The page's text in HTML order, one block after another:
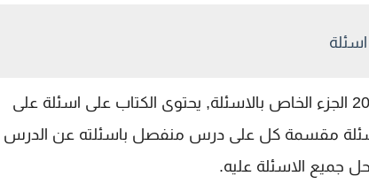
نقدم لكم اليوم كتاب الامتحان كيمياء ثالثة ثانوى 2021 الجزء الخاص بالاسئلة, يحتوى الكتاب على اسئلة على
الاسئلة مقسمة كل على درس منفصل باسئلته عن الدرس
جميع الاسئلة عليه.